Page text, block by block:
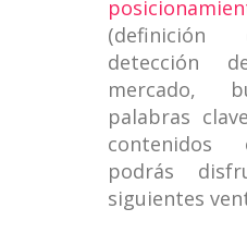
detección
mercado,
palabras
contenidos
podrás
siguientes